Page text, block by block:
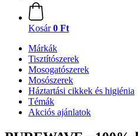
Kosár 0 Ft
Márkák
Tisztítószerek
Mosogatószerek
Mosószerek
Háztartási cikkek és higiénia
Témák
Akciós ajánlatok